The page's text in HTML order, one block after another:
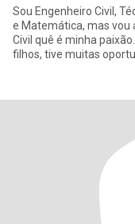
Sou Engenheiro Civil,
e Matemática, mas vou
Civil quê é minha
filhos, tive muitas